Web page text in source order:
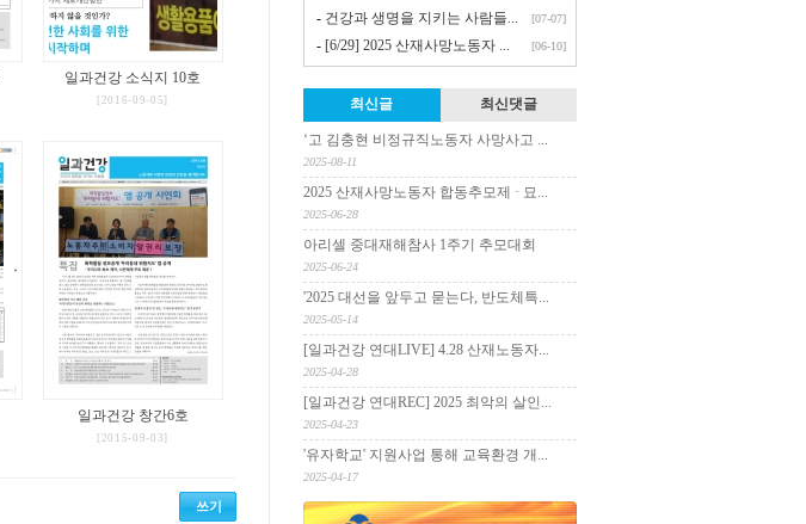
일과건강 소식지 10호
[2016-09-05]
일과건강 창간6호
[2015-09-03]
쓰기
- 건강과 생명을 지키는 사람들... [07-07]
- [6/29] 2025 산재사망노동자 ... [06-10]
최신글 최신댓글
‘고 김충현 비정규직노동자 사망사고 ...
2025-08-11
2025 산재사망노동자 합동추모제 · 묘...
2025-06-28
아리셀 중대재해참사 1주기 추모대회
2025-06-24
'2025 대선을 앞두고 묻는다, 반도체특...
2025-05-14
[일과건강 연대LIVE] 4.28 산재노동자...
2025-04-28
[일과건강 연대REC] 2025 최악의 살인...
2025-04-23
'유자학교' 지원사업 통해 교육환경 개...
2025-04-17